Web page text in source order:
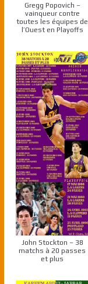
Gregg Popovich –
vainqueur contre
toutes les équipes de
l’Ouest en Playoffs
John Stockton – 38
matchs à 20 passes
et plus